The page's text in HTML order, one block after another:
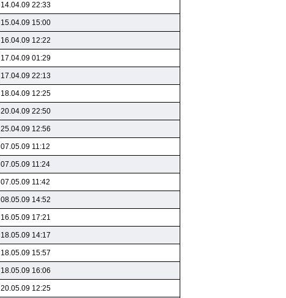
14.04.09 22:33
15.04.09 15:00
16.04.09 12:22
17.04.09 01:29
17.04.09 22:13
18.04.09 12:25
20.04.09 22:50
25.04.09 12:56
07.05.09 11:12
07.05.09 11:24
07.05.09 11:42
08.05.09 14:52
16.05.09 17:21
18.05.09 14:17
18.05.09 15:57
18.05.09 16:06
20.05.09 12:25